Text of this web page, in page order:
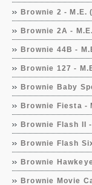
Brownie 2 - M.E.
Brownie 2A -
Brownie 44B -
Brownie 127 -
Brownie Baby
Brownie Fiesta -
Brownie Flash II
Brownie Flash
Brownie
Brownie Movie